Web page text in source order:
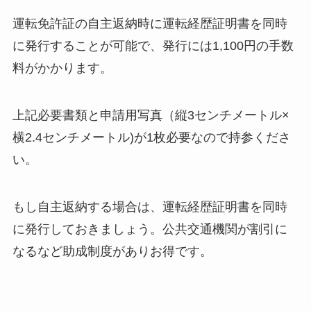
運転免許証の自主返納時に運転経歴証明書を同時
に発行することが可能で、発行には1,100円の手数
料がかかります。
上記必要書類と申請用写真（縦3センチメートル×
横2.4センチメートル)が1枚必要なので持参くださ
い。
もし自主返納する場合は、運転経歴証明書を同時
に発行しておきましょう。公共交通機関が割引に
なるなど助成制度がありお得です。